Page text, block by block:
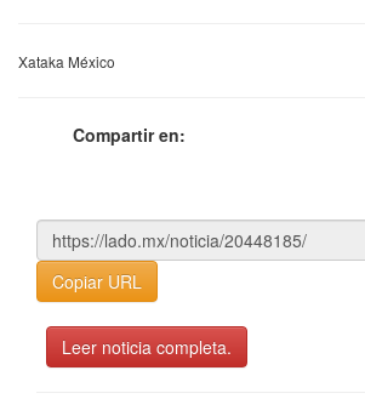
Xataka México
Compartir en:
Copiar URL
Leer noticia completa.